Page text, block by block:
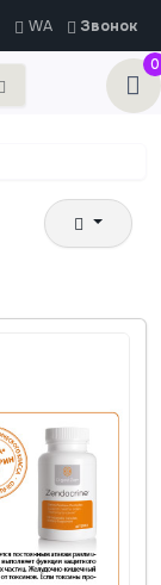
WA
Звонок
0